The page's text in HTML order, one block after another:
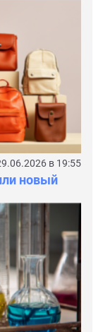
в 19:55
новый